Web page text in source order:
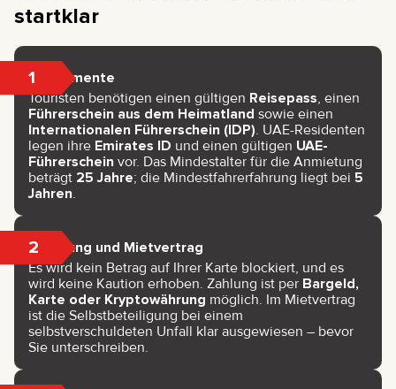
startklar
1 Dokumente
Touristen benötigen einen gültigen Reisepass, einen
Führerschein aus dem Heimatland sowie einen
Internationalen Führerschein (IDP). UAE-Residenten
legen ihre Emirates ID und einen gültigen UAE-
Führerschein vor. Das Mindestalter für die Anmietung
beträgt 25 Jahre; die Mindestfahrerfahrung liegt bei 5
Jahren.
2 Zahlung und Mietvertrag
Es wird kein Betrag auf Ihrer Karte blockiert, und es
wird keine Kaution erhoben. Zahlung ist per Bargeld,
Karte oder Kryptowährung möglich. Im Mietvertrag
ist die Selbstbeteiligung bei einem
selbstverschuldeten Unfall klar ausgewiesen – bevor
Sie unterschreiben.